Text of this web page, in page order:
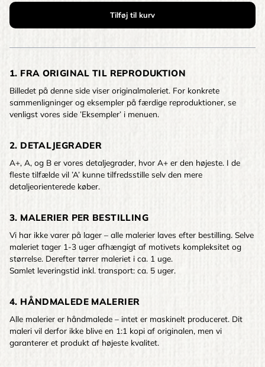
1. FRA ORIGINAL TIL REPRODUKTION
Billedet på denne side viser originalmaleriet. For konkrete
sammenligninger og eksempler på færdige reproduktioner, se
venligst vores side ’Eksempler’ i menuen.
2. DETALJEGRADER
A+, A, og B er vores detaljegrader, hvor A+ er den højeste. I de
fleste tilfælde vil ’A’ kunne tilfredsstille selv den mere
detaljeorienterede køber.
3. MALERIER PER BESTILLING
Vi har ikke varer på lager – alle malerier laves efter bestilling. Selve
maleriet tager 1-3 uger afhængigt af motivets kompleksitet og
størrelse. Derefter tørrer maleriet i ca. 1 uge.
Samlet leveringstid inkl. transport: ca. 5 uger.
4. HÅNDMALEDE MALERIER
Alle malerier er håndmalede – intet er maskinelt produceret. Dit
maleri vil derfor ikke blive en 1:1 kopi af originalen, men vi
garanterer et produkt af højeste kvalitet.